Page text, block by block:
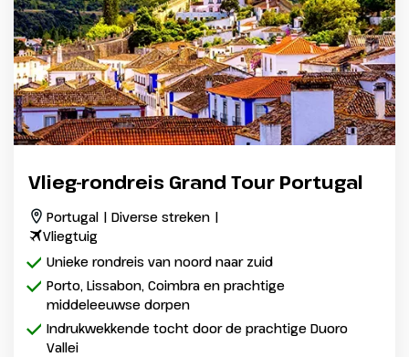
Vlieg-rondreis Grand Tour Portugal
Portugal | Diverse streken |
Vliegtuig
Unieke rondreis van noord naar zuid
Porto, Lissabon, Coimbra en prachtige
middeleeuwse dorpen
Indrukwekkende tocht door de prachtige Duoro
Vallei